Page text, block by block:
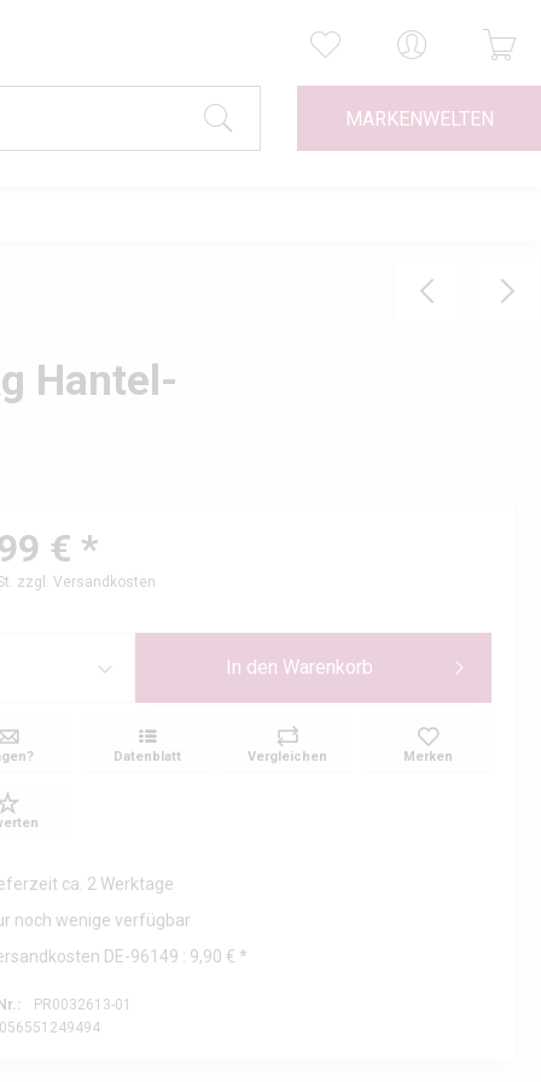
MARKENWELTEN
Hantel-
€ *
zzgl. Versandkosten
In den Warenkorb
Datenblatt Vergleichen Merken
ca. 2 Werktage
noch wenige verfügbar
DE-96149 : 9,90 € *
PR0032613-01